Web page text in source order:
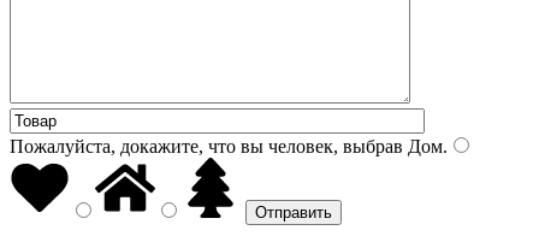
Пожалуйста, докажите, что вы человек, выбрав Дом.